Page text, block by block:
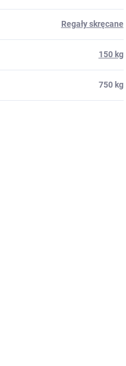
Regały skręcane
150 kg
750 kg